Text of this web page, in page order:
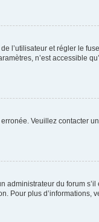
l’utilisateur et régler le
n’est accessible
Veuillez contacter
du forum s’il
Pour plus d’informations,